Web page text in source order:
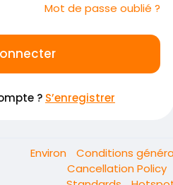
Mot de passe oublié ?
? S’enregistrer
Environ Conditions
Cancellation Policy